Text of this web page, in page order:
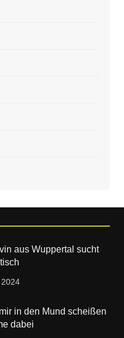
aus Wuppertal sucht
in den Mund scheißen
dabei